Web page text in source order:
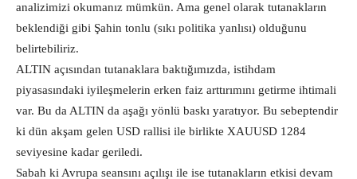
analizimizi okumanız mümkün. Ama genel olarak tutanakların
beklendiği gibi Şahin tonlu (sıkı politika yanlısı) olduğunu
belirtebiliriz.
ALTIN açısından tutanaklara baktığımızda, istihdam
piyasasındaki iyileşmelerin erken faiz arttırımını getirme ihtimali
var. Bu da ALTIN da aşağı yönlü baskı yaratıyor. Bu sebeptendir
ki dün akşam gelen USD rallisi ile birlikte XAUUSD 1284
seviyesine kadar geriledi.
Sabah ki Avrupa seansını açılışı ile ise tutanakların etkisi devam